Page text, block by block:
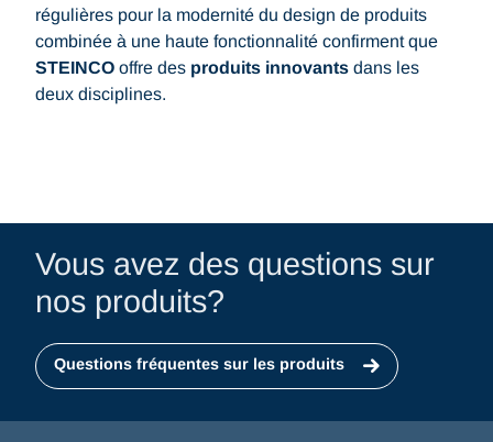
régulières pour la modernité du design de produits
combinée à une haute fonctionnalité confirment que
STEINCO offre des produits innovants dans les
deux disciplines.
Vous avez des questions sur
nos produits?
Questions fréquentes sur les produits